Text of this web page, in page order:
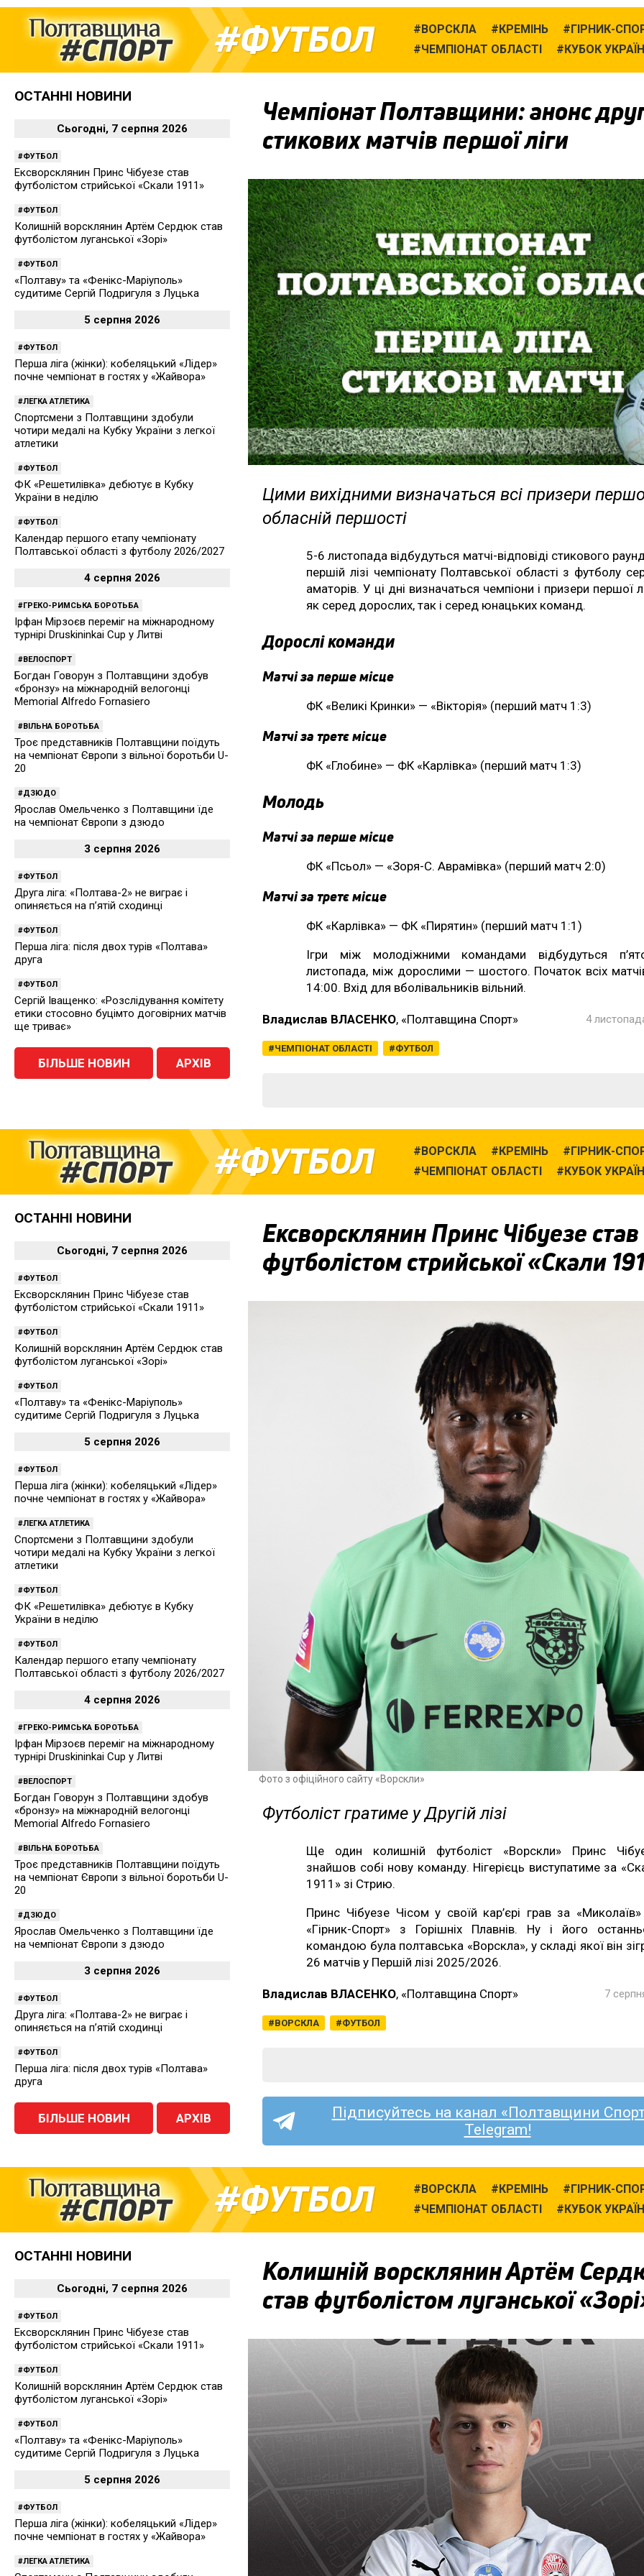
ФУТБОЛ ВОРСКЛА КРЕМІНЬ
ГІРНИК-
ЧЕМПІОНАТ ОБЛАСТІ
КУБОК
Чемпіонат Полтавщини: анонс
стикових матчів першої ліги
Цими вихідними визначаться всі призери
обласній першості
5-6 листопада відбудуться матчі-відповіді стикового
першій лізі чемпіонату Полтавської області з футболу
аматорів. У ці дні визначаться чемпіони і призери першої
як серед дорослих, так і серед юнацьких команд.
Дорослі команди
Матчі за перше місце
ФК «Великі Кринки» — «Вікторія» (перший матч 1:3)
Матчі за третє місце
ФК «Глобине» — ФК «Карлівка» (перший матч 1:3)
Молодь
Матчі за перше місце
ФК «Псьол» — «Зоря-С. Аврамівка» (перший матч 2:0)
Матчі за третє місце
ФК «Карлівка» — ФК «Пирятин» (перший матч 1:1)
Ігри між молодіжними командами відбудуться
листопада, між дорослими — шостого. Початок всіх
14:00. Вхід для вболівальників вільний.
Владислав ВЛАСЕНКО, «Полтавщина Спорт»
ЧЕМПІОНАТ ОБЛАСТІ ФУТБОЛ
4
ОСТАННІ НОВИНИ
Сьогодні, 7 серпня 2026
ФУТБОЛ
Ексворсклянин Принс Чібуезе став
футболістом стрийської «Скали 1911»
ФУТБОЛ
Колишній ворсклянин Артём Сердюк став
футболістом луганської «Зорі»
ФУТБОЛ
«Полтаву» та «Фенікс-Маріуполь»
судитиме Сергій Подригуля з Луцька
5 серпня 2026
ФУТБОЛ
Перша ліга (жінки): кобеляцький «Лідер»
почне чемпіонат в гостях у «Жайвора»
ЛЕГКА АТЛЕТИКА
Спортсмени з Полтавщини здобули
чотири медалі на Кубку України з легкої
атлетики
ФУТБОЛ
ФК «Решетилівка» дебютує в Кубку
України в неділю
ФУТБОЛ
Календар першого етапу чемпіонату
Полтавської області з футболу 2026/2027
4 серпня 2026
ГРЕКО-РИМСЬКА БОРОТЬБА
Ірфан Мірзоєв переміг на міжнародному
турнірі Druskininkai Cup у Литві
ВЕЛОСПОРТ
Богдан Говорун з Полтавщини здобув
«бронзу» на міжнародній велогонці
Memorial Alfredo Fornasiero
ВІЛЬНА БОРОТЬБА
Троє представників Полтавщини поїдуть
на чемпіонат Європи з вільної боротьби U-
20
ДЗЮДО
Ярослав Омельченко з Полтавщини їде
на чемпіонат Європи з дзюдо
3 серпня 2026
ФУТБОЛ
Друга ліга: «Полтава-2» не виграє і
опиняється на п’ятій сходинці
ФУТБОЛ
Перша ліга: після двох турів «Полтава»
друга
ФУТБОЛ
Сергій Іващенко: «Розслідування комітету
етики стосовно буцімто договірних матчів
ще триває»
БІЛЬШЕ НОВИН АРХІВ
ФУТБОЛ ВОРСКЛА КРЕМІНЬ
ГІРНИК-
ЧЕМПІОНАТ ОБЛАСТІ
КУБОК
Ексворсклянин Принс Чібуезе став
футболістом стрийської «Скали
Фото з офіційного сайту «Ворскли»
Футболіст гратиме у Другій лізі
Ще один колишній футболіст «Ворскли» Принс
знайшов собі нову команду. Нігерієць виступатиме за
1911» зі Стрию.
Принс Чібуезе Чісом у своїй кар’єрі грав за
«Гірник-Спорт» з Горішніх Плавнів. Ну і його
командою була полтавська «Ворскла», у складі якої він
26 матчів у Першій лізі 2025/2026.
Владислав ВЛАСЕНКО, «Полтавщина Спорт»
ВОРСКЛА ФУТБОЛ
7
Підписуйтесь на канал «Полтавщини
Telegram!
ОСТАННІ НОВИНИ
Сьогодні, 7 серпня 2026
ФУТБОЛ
Ексворсклянин Принс Чібуезе став
футболістом стрийської «Скали 1911»
ФУТБОЛ
Колишній ворсклянин Артём Сердюк став
футболістом луганської «Зорі»
ФУТБОЛ
«Полтаву» та «Фенікс-Маріуполь»
судитиме Сергій Подригуля з Луцька
5 серпня 2026
ФУТБОЛ
Перша ліга (жінки): кобеляцький «Лідер»
почне чемпіонат в гостях у «Жайвора»
ЛЕГКА АТЛЕТИКА
Спортсмени з Полтавщини здобули
чотири медалі на Кубку України з легкої
атлетики
ФУТБОЛ
ФК «Решетилівка» дебютує в Кубку
України в неділю
ФУТБОЛ
Календар першого етапу чемпіонату
Полтавської області з футболу 2026/2027
4 серпня 2026
ГРЕКО-РИМСЬКА БОРОТЬБА
Ірфан Мірзоєв переміг на міжнародному
турнірі Druskininkai Cup у Литві
ВЕЛОСПОРТ
Богдан Говорун з Полтавщини здобув
«бронзу» на міжнародній велогонці
Memorial Alfredo Fornasiero
ВІЛЬНА БОРОТЬБА
Троє представників Полтавщини поїдуть
на чемпіонат Європи з вільної боротьби U-
20
ДЗЮДО
Ярослав Омельченко з Полтавщини їде
на чемпіонат Європи з дзюдо
3 серпня 2026
ФУТБОЛ
Друга ліга: «Полтава-2» не виграє і
опиняється на п’ятій сходинці
ФУТБОЛ
Перша ліга: після двох турів «Полтава»
друга
БІЛЬШЕ НОВИН АРХІВ
ФУТБОЛ ВОРСКЛА КРЕМІНЬ
ГІРНИК-
ЧЕМПІОНАТ ОБЛАСТІ
КУБОК
Колишній ворсклянин Артём
став футболістом луганської
ОСТАННІ НОВИНИ
Сьогодні, 7 серпня 2026
ФУТБОЛ
Ексворсклянин Принс Чібуезе став
футболістом стрийської «Скали 1911»
ФУТБОЛ
Колишній ворсклянин Артём Сердюк став
футболістом луганської «Зорі»
ФУТБОЛ
«Полтаву» та «Фенікс-Маріуполь»
судитиме Сергій Подригуля з Луцька
5 серпня 2026
ФУТБОЛ
Перша ліга (жінки): кобеляцький «Лідер»
почне чемпіонат в гостях у «Жайвора»
ЛЕГКА АТЛЕТИКА